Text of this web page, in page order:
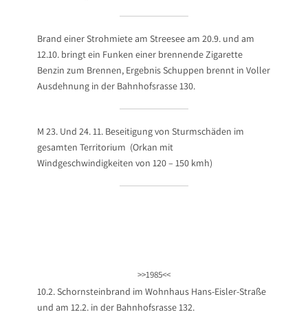
Brand einer Strohmiete am Streesee am 20.9. und am
12.10. bringt ein Funken einer brennende Zigarette
Benzin zum Brennen, Ergebnis Schuppen brennt in Voller
Ausdehnung in der Bahnhofsrasse 130.
M 23. Und 24. 11. Beseitigung von Sturmschäden im
gesamten Territorium (Orkan mit
Windgeschwindigkeiten von 120 – 150 kmh)
>>1985<<
10.2. Schornsteinbrand im Wohnhaus Hans-Eisler-Straße
und am 12.2. in der Bahnhofsrasse 132.